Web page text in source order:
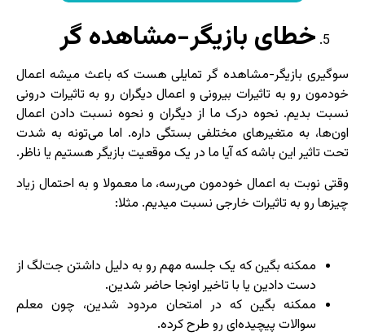
خطای بازیگر-مشاهده گر
سوگیری بازیگر-مشاهده گر تمایلی هست که باعث میشه اعمال
خودمون رو به تاثیرات بیرونی و اعمال دیگران رو به تاثیرات درونی
نسبت بدیم. نحوه درک ما از دیگران و نحوه نسبت دادن اعمال
اون‌ها، به متغیرهای مختلفی بستگی داره. اما می‌تونه به شدت
تحت تاثیر این باشه که آیا ما در یک موقعیت بازیگر هستیم یا ناظر.
وقتی نوبت به اعمال خودمون می‌رسه، ما معمولا و به احتمال زیاد
چیزها رو به تاثیرات خارجی نسبت میدیم. مثلا:
ممکنه بگین که یک جلسه مهم رو به دلیل داشتن جت‌لگ از
دست دادین یا با تاخیر اونجا حاضر شدین.
ممکنه بگین که در امتحان مردود شدین، چون معلم
سوالات پیچیده‌ای رو طرح کرده.